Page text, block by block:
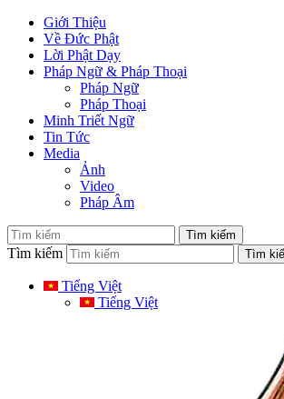
Giới Thiệu
Về Đức Phật
Lời Phật Dạy
Pháp Ngữ & Pháp Thoại
Pháp Ngữ
Pháp Thoại
Minh Triết Ngữ
Tin Tức
Media
Ảnh
Video
Pháp Âm
Tìm kiếm
Tiếng Việt
Tiếng Việt